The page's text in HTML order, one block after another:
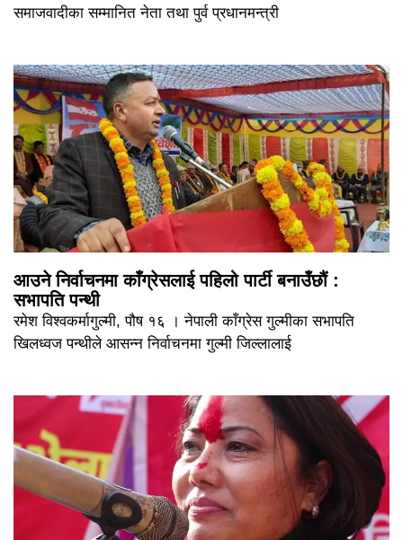
समाजवादीका सम्मानित नेता तथा पुर्व प्रधानमन्त्री
आउने निर्वाचनमा काँग्रेसलाई पहिलो पार्टी बनाउँछौं :
सभापति पन्थी
रमेश विश्वकर्मागुल्मी, पौष १६ । नेपाली काँग्रेस गुल्मीका सभापति
खिलध्वज पन्थीले आसन्न निर्वाचनमा गुल्मी जिल्लालाई